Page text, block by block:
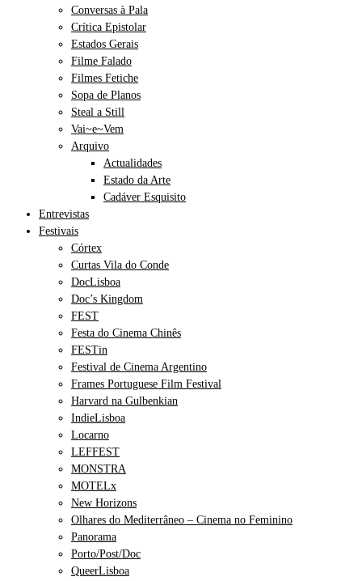
Conversas à Pala
Crítica Epistolar
Estados Gerais
Filme Falado
Filmes Fetiche
Sopa de Planos
Steal a Still
Vai~e~Vem
Arquivo
Actualidades
Estado da Arte
Cadáver Esquisito
Entrevistas
Festivais
Córtex
Curtas Vila do Conde
DocLisboa
Doc’s Kingdom
FEST
Festa do Cinema Chinês
FESTin
Festival de Cinema Argentino
Frames Portuguese Film Festival
Harvard na Gulbenkian
IndieLisboa
Locarno
LEFFEST
MONSTRA
MOTELx
New Horizons
Olhares do Mediterrâneo – Cinema no Feminino
Panorama
Porto/Post/Doc
QueerLisboa